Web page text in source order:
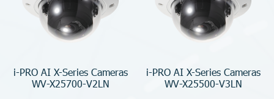
i-PRO AI X-Series Cameras
WV-X25700-V2LN
i-PRO AI X-Series Cameras
WV-X25500-V3LN